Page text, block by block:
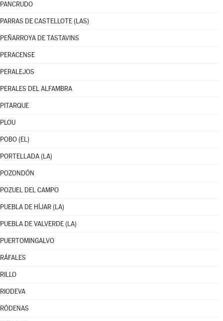
PANCRUDO
PARRAS DE CASTELLOTE (LAS)
PEÑARROYA DE TASTAVINS
PERACENSE
PERALEJOS
PERALES DEL ALFAMBRA
PITARQUE
PLOU
POBO (EL)
PORTELLADA (LA)
POZONDÓN
POZUEL DEL CAMPO
PUEBLA DE HÍJAR (LA)
PUEBLA DE VALVERDE (LA)
PUERTOMINGALVO
RÁFALES
RILLO
RIODEVA
RÓDENAS